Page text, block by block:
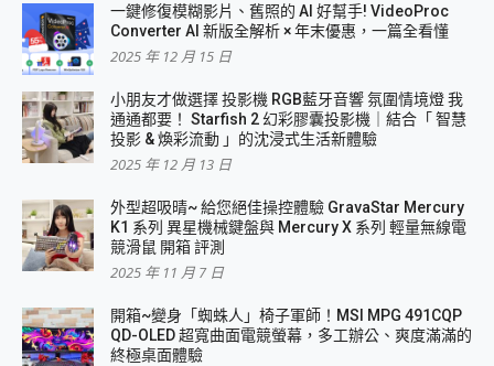
一鍵修復模糊影片、舊照的 AI 好幫手! VideoProc
Converter AI 新版全解析 × 年末優惠，一篇全看懂
2025 年 12 月 15 日
小朋友才做選擇 投影機 RGB藍牙音響 氛圍情境燈 我
通通都要！ Starfish 2 幻彩膠囊投影機｜結合「 智慧
投影 & 煥彩流動 」的沈浸式生活新體驗
2025 年 12 月 13 日
外型超吸晴~ 給您絕佳操控體驗 GravaStar Mercury
K1 系列 異星機械鍵盤與 Mercury X 系列 輕量無線電
競滑鼠 開箱 評測
2025 年 11 月 7 日
開箱~變身「蜘蛛人」椅子軍師！MSI MPG 491CQP
QD-OLED 超寬曲面電競螢幕，多工辦公、爽度滿滿的
終極桌面體驗